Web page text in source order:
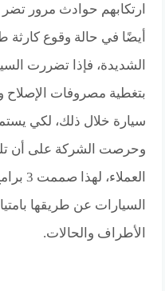
ارتكابهم حوادث مرور تضر
أيضًا في حالة وقوع كارثة
الشديدة، فإذا تضررت
بتغطية مصروفات الإصلاح
سيارة خلال ذلك، لكي
وحرصت الشركة على أن
السيارات عن طريقها
الأطراف والحالات.